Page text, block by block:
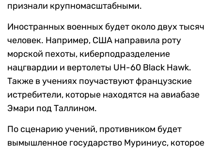
признали крупномасштабными.
Иностранных военных будет около двух тысяч
человек. Например, США направила роту
морской пехоты, киберподразделение
нацгвардии и вертолеты UH-60 Black Hawk.
Также в учениях поучаствуют французские
истребители, которые находятся на авиабазе
Эмари под Таллином.
По сценарию учений, противником будет
вымышленное государство Муриниус, которое